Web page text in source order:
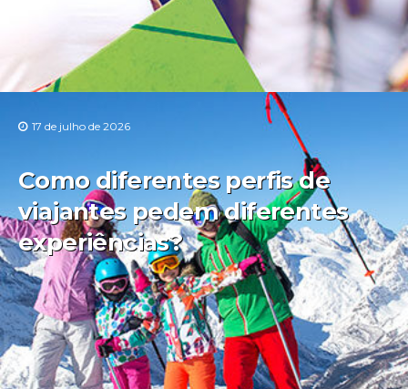
17 de julho de 2026
Como diferentes perfis de
viajantes pedem diferentes
experiências?